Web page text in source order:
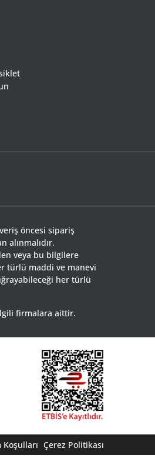
öncesi sipariş
alınmalıdır.
veya bu bilgilere
türlü maddi ve manevi
her türlü
firmalara aittir.
Çerez Politikası